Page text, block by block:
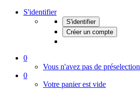
S'identifier
S'identifier
Créer un compte
0
Vous n'avez pas de préselection
0
Votre panier est vide